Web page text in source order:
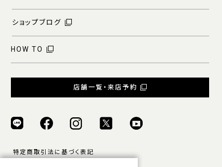
ショップブログ
HOW TO
店舗一覧・来店予約
特定商取引法に基づく表記